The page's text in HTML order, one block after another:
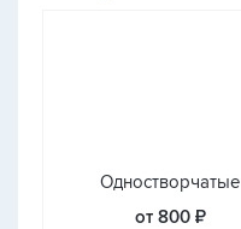
Одностворчатые
от 800 ₽